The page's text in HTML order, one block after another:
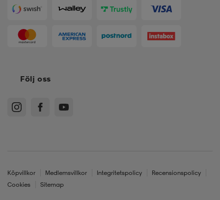
Följ oss
Köpvillkor Medlemsvillkor Integritetspolicy
Recensionspolicy
Cookies
Sitemap